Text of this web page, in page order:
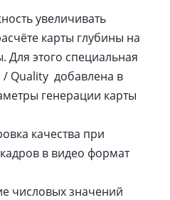
увеличивать
карты глубины на
Для этого специальная
/ Quality добавлена в
генерации карты
качества при
в видео формат
числовых значений